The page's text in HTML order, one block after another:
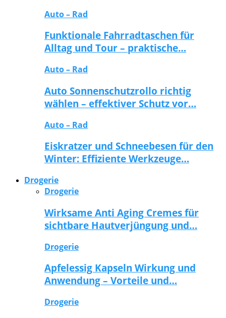
Auto – Rad
Funktionale Fahrradtaschen für
Alltag und Tour – praktische…
Auto – Rad
Auto Sonnenschutzrollo richtig
wählen – effektiver Schutz vor…
Auto – Rad
Eiskratzer und Schneebesen für den
Winter: Effiziente Werkzeuge…
Drogerie
Drogerie
Wirksame Anti Aging Cremes für
sichtbare Hautverjüngung und…
Drogerie
Apfelessig Kapseln Wirkung und
Anwendung – Vorteile und…
Drogerie